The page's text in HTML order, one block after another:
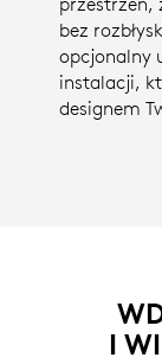
bez
opcjonalny
instalacji,
designem
I